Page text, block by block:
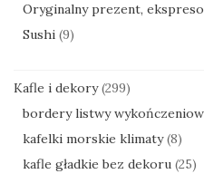
Oryginalny prezent,
Sushi (9)
Kafle i dekory (299)
bordery listwy
kafelki morskie klimaty (8)
kafle gładkie bez dekoru (25)